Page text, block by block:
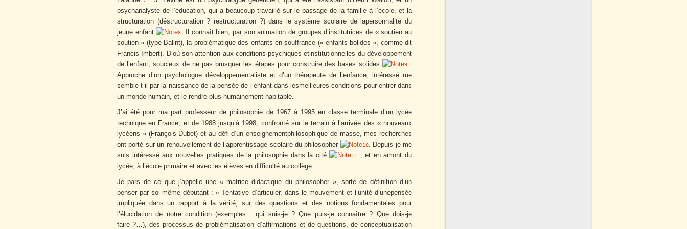
psychanalyste de l’éducation, qui a beaucoup travaillé sur le passage de la famille à l’école, et la
structuration (déstructuration ? restructuration ?) dans le système scolaire de lapersonnalité du
jeune enfant
8
. Il connaît bien, par son animation de groupes d’institutrices de « soutien au
soutien » (type Balint), la problématique des enfants en souffrance (« enfants-bolides », comme dit
Francis Imbert). D’où son attention aux conditions psychiques etinstitutionnelles du développement
de l’enfant, soucieux de ne pas brusquer les étapes pour construire des bases solides
9.
Approche d’un psychologue développementaliste et d’un thérapeute de l’enfance, intéressé me
semble-t-il par la naissance de la pensée de l’enfant dans lesmeilleures conditions pour entrer dans
un monde humain, et le rendre plus humainement habitable.
J’ai été pour ma part professeur de philosophie de 1967 à 1995 en classe terminale d’un lycée
technique en France, et de 1988 jusqu’à 1998, confronté sur le terrain à l’arrivée des « nouveaux
lycéens » (François Dubet) et au défi d’un enseignementphilosophique de masse, mes recherches
ont porté sur un renouvellement de l’apprentissage scolaire du philosopher
10. Depuis je me
suis intéressé aux nouvelles pratiques de la philosophie dans la cité
11
, et en amont du
lycée, à l’école primaire et avec les élèves en difficulté au collège.
Je pars de ce que j’appelle une « matrice didactique du philosopher », sorte de définition d’un
penser par soi-même débutant : « Tentative d’articuler, dans le mouvement et l’unité d’unepensée
impliquée dans un rapport à la vérité, sur des questions et des notions fondamentales pour
l’élucidation de notre condition (exemples : qui suis-je ? Que puis-je connaître ? Que dois-je
faire ?…), des processus de problématisation d’affirmations et de questions, de conceptualisation